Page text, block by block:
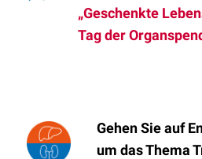
„Geschenkte
Tag der
Gehen Sie auf
um das Thema